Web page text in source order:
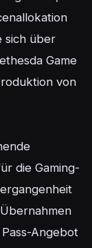
sich über
Game
von
die Gaming-
Angebot